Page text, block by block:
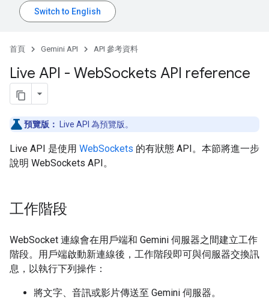
首頁 Gemini API API 參考資料
Live API - WebSockets API reference
預覽版： Live API 為預覽版。
Live API 是使用 WebSockets 的有狀態 API。本節將進一步
說明 WebSockets API。
工作階段
WebSocket 連線會在用戶端和 Gemini 伺服器之間建立工作
階段。用戶端啟動新連線後，工作階段即可與伺服器交換訊
息，以執行下列操作：
將文字、音訊或影片傳送至 Gemini 伺服器。